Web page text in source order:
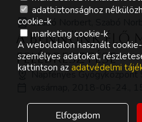
Szabó Norbert, Szabó
A bennünk élő
felébresztése
Napfényes Gyógyközpont
adatbiztonsághoz
cookie-k
marketing cookie-k
A weboldalon használt
személyes adatokat,
kattintson az adatvédelmi
Elfogadom